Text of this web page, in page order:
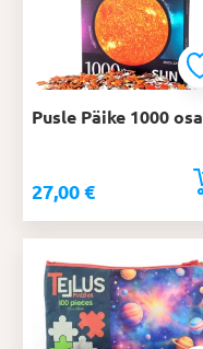
Pusle Päike 1000 osa
27,00 €